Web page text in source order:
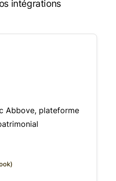
intégrations
Abbove, plateforme